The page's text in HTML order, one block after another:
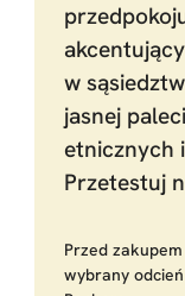
w
jasnej
etnicznych
Przetestuj
Przed
wybrany